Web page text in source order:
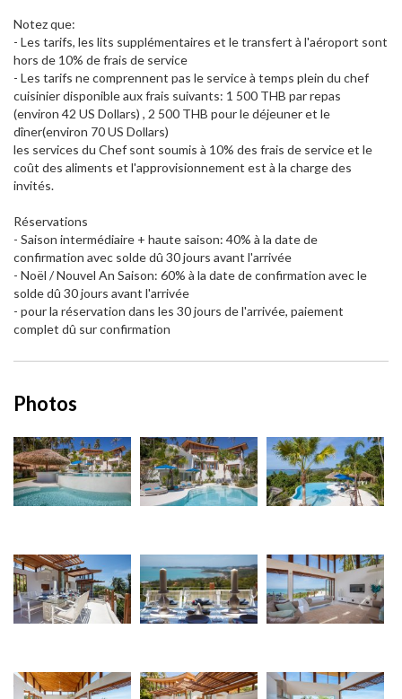
Notez que:
- Les tarifs, les lits supplémentaires et le transfert à l'aéroport sont
hors de 10% de frais de service
- Les tarifs ne comprennent pas le service à temps plein du chef
cuisinier disponible aux frais suivants: 1 500 THB par repas
(environ 42 US Dollars) , 2 500 THB pour le déjeuner et le
dîner(environ 70 US Dollars)
les services du Chef sont soumis à 10% des frais de service et le
coût des aliments et l'approvisionnement est à la charge des
invités.
Réservations
- Saison intermédiaire + haute saison: 40% à la date de
confirmation avec solde dû 30 jours avant l'arrivée
- Noël / Nouvel An Saison: 60% à la date de confirmation avec le
solde dû 30 jours avant l'arrivée
- pour la réservation dans les 30 jours de l'arrivée, paiement
complet dû sur confirmation
Photos